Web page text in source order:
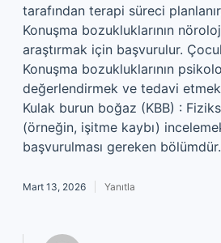
tarafından terapi süreci
Konuşma bozukluklarının
araştırmak için başvurulur.
Konuşma bozukluklarının
değerlendirmek ve tedavi
Kulak burun boğaz (KBB) :
(örneğin, işitme kaybı)
başvurulması gereken
Mart 13, 2026 Yanıtla